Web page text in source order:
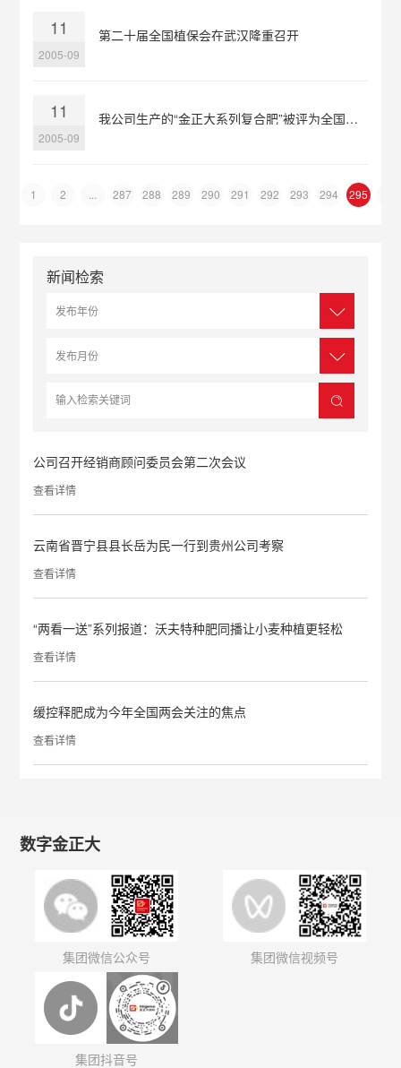
11
2005-09
第二十届全国植保会在武汉隆重召开
11
2005-09
我公司生产的“金正大系列复合肥”被评为全国免检产品
1 2 287 288 289 290 291 292 293 294 295
新闻检索
公司召开经销商顾问委员会第二次会议
查看详情
云南省晋宁县县长岳为民一行到贵州公司考察
查看详情
“两看一送”系列报道：沃夫特种肥同播让小麦种植更轻松
查看详情
缓控释肥成为今年全国两会关注的焦点
查看详情
数字金正大
集团微信公众号 集团微信视频号
集团抖音号